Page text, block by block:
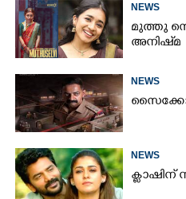
NEWS
മുത്തു
അനിഷ്‌മ
NEWS
NEWS
ക്ലാഷിന്